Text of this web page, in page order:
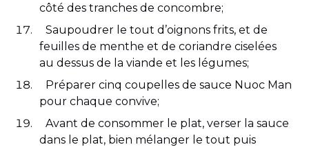
côté des tranches de concombre;
Saupoudrer le tout d’oignons frits, et de
feuilles de menthe et de coriandre ciselées
au dessus de la viande et les légumes;
Préparer cinq coupelles de sauce Nuoc Man
pour chaque convive;
Avant de consommer le plat, verser la sauce
dans le plat, bien mélanger le tout puis